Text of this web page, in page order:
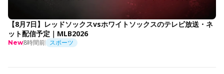
【8月7日】レッドソックスvsホワイトソックスのテレビ放送・ネ
ット配信予定｜MLB2026
New8時間前 スポーツ